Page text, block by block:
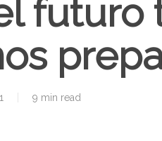
futuro
9 min read